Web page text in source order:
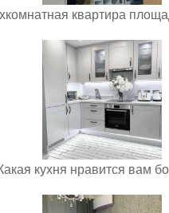
квартира
кухня нравится вам